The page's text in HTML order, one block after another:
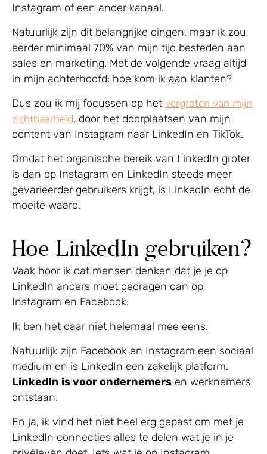
Instagram of een ander kanaal.
Natuurlijk zijn dit belangrijke dingen, maar ik zou
eerder minimaal 70% van mijn tijd besteden aan
sales en marketing. Met de volgende vraag altijd
in mijn achterhoofd: hoe kom ik aan klanten?
Dus zou ik mij focussen op het vergroten van mijn
zichtbaarheid, door het doorplaatsen van mijn
content van Instagram naar LinkedIn en TikTok.
Omdat het organische bereik van LinkedIn groter
is dan op Instagram en LinkedIn steeds meer
gevarieerder gebruikers krijgt, is LinkedIn echt de
moeite waard.
Hoe LinkedIn gebruiken?
Vaak hoor ik dat mensen denken dat je je op
LinkedIn anders moet gedragen dan op
Instagram en Facebook.
Ik ben het daar niet helemaal mee eens.
Natuurlijk zijn Facebook en Instagram een sociaal
medium en is LinkedIn een zakelijk platform.
LinkedIn is voor ondernemers en werknemers
ontstaan.
En ja, ik vind het niet heel erg gepast om met je
LinkedIn connecties alles te delen wat je in je